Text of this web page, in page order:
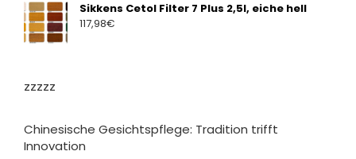
Sikkens Cetol Filter 7 Plus 2,5l, eiche hell
117,98€
zzzzz
Chinesische Gesichtspflege: Tradition trifft
Innovation